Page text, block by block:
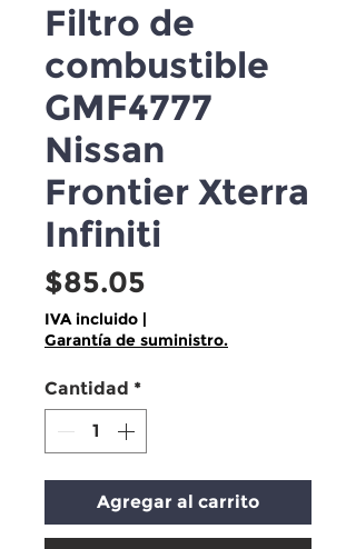
Filtro de
combustible
GMF4777
Nissan
Frontier Xterra
Infiniti
$85.05
IVA incluido |
Garantía de suministro.
Cantidad *
Agregar al carrito